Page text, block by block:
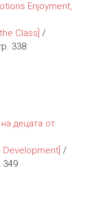
Enjoyment,
Class] /
338
децата от
Development] /
349